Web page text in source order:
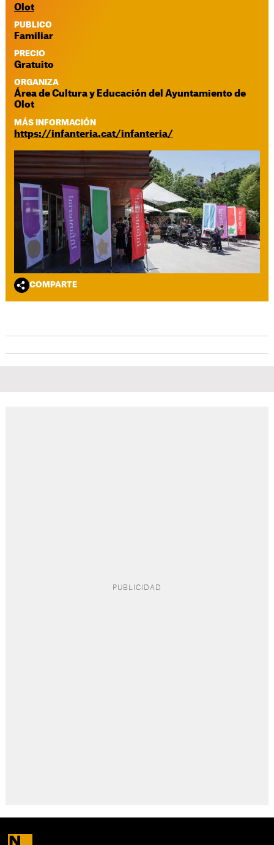
Olot
PUBLICO
Familiar
PRECIO
Gratuito
ORGANIZA
Área de Cultura y Educación del Ayuntamiento de
Olot
MÁS INFORMACIÓN
https://infanteria.cat/infanteria/
COMPARTE